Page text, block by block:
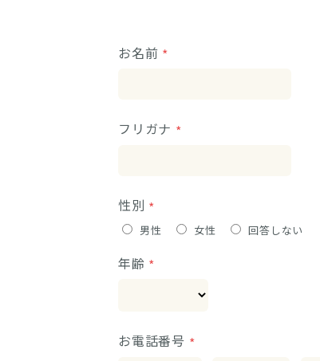
お名前
フリガナ
性別
男性 女性 回答しない
年齢
お電話番号